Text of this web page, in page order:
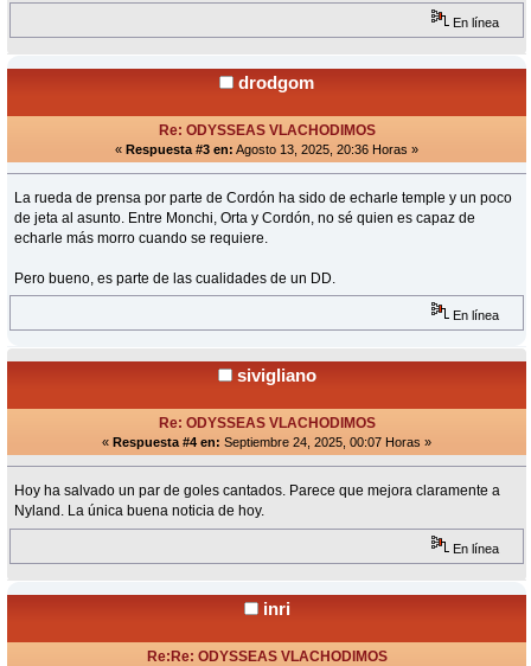
En línea
drodgom
Re: ODYSSEAS VLACHODIMOS
« Respuesta #3 en: Agosto 13, 2025, 20:36 Horas »
La rueda de prensa por parte de Cordón ha sido de echarle temple y un poco
de jeta al asunto. Entre Monchi, Orta y Cordón, no sé quien es capaz de
echarle más morro cuando se requiere.
Pero bueno, es parte de las cualidades de un DD.
En línea
sivigliano
Re: ODYSSEAS VLACHODIMOS
« Respuesta #4 en: Septiembre 24, 2025, 00:07 Horas »
Hoy ha salvado un par de goles cantados. Parece que mejora claramente a
Nyland. La única buena noticia de hoy.
En línea
inri
Re:Re: ODYSSEAS VLACHODIMOS